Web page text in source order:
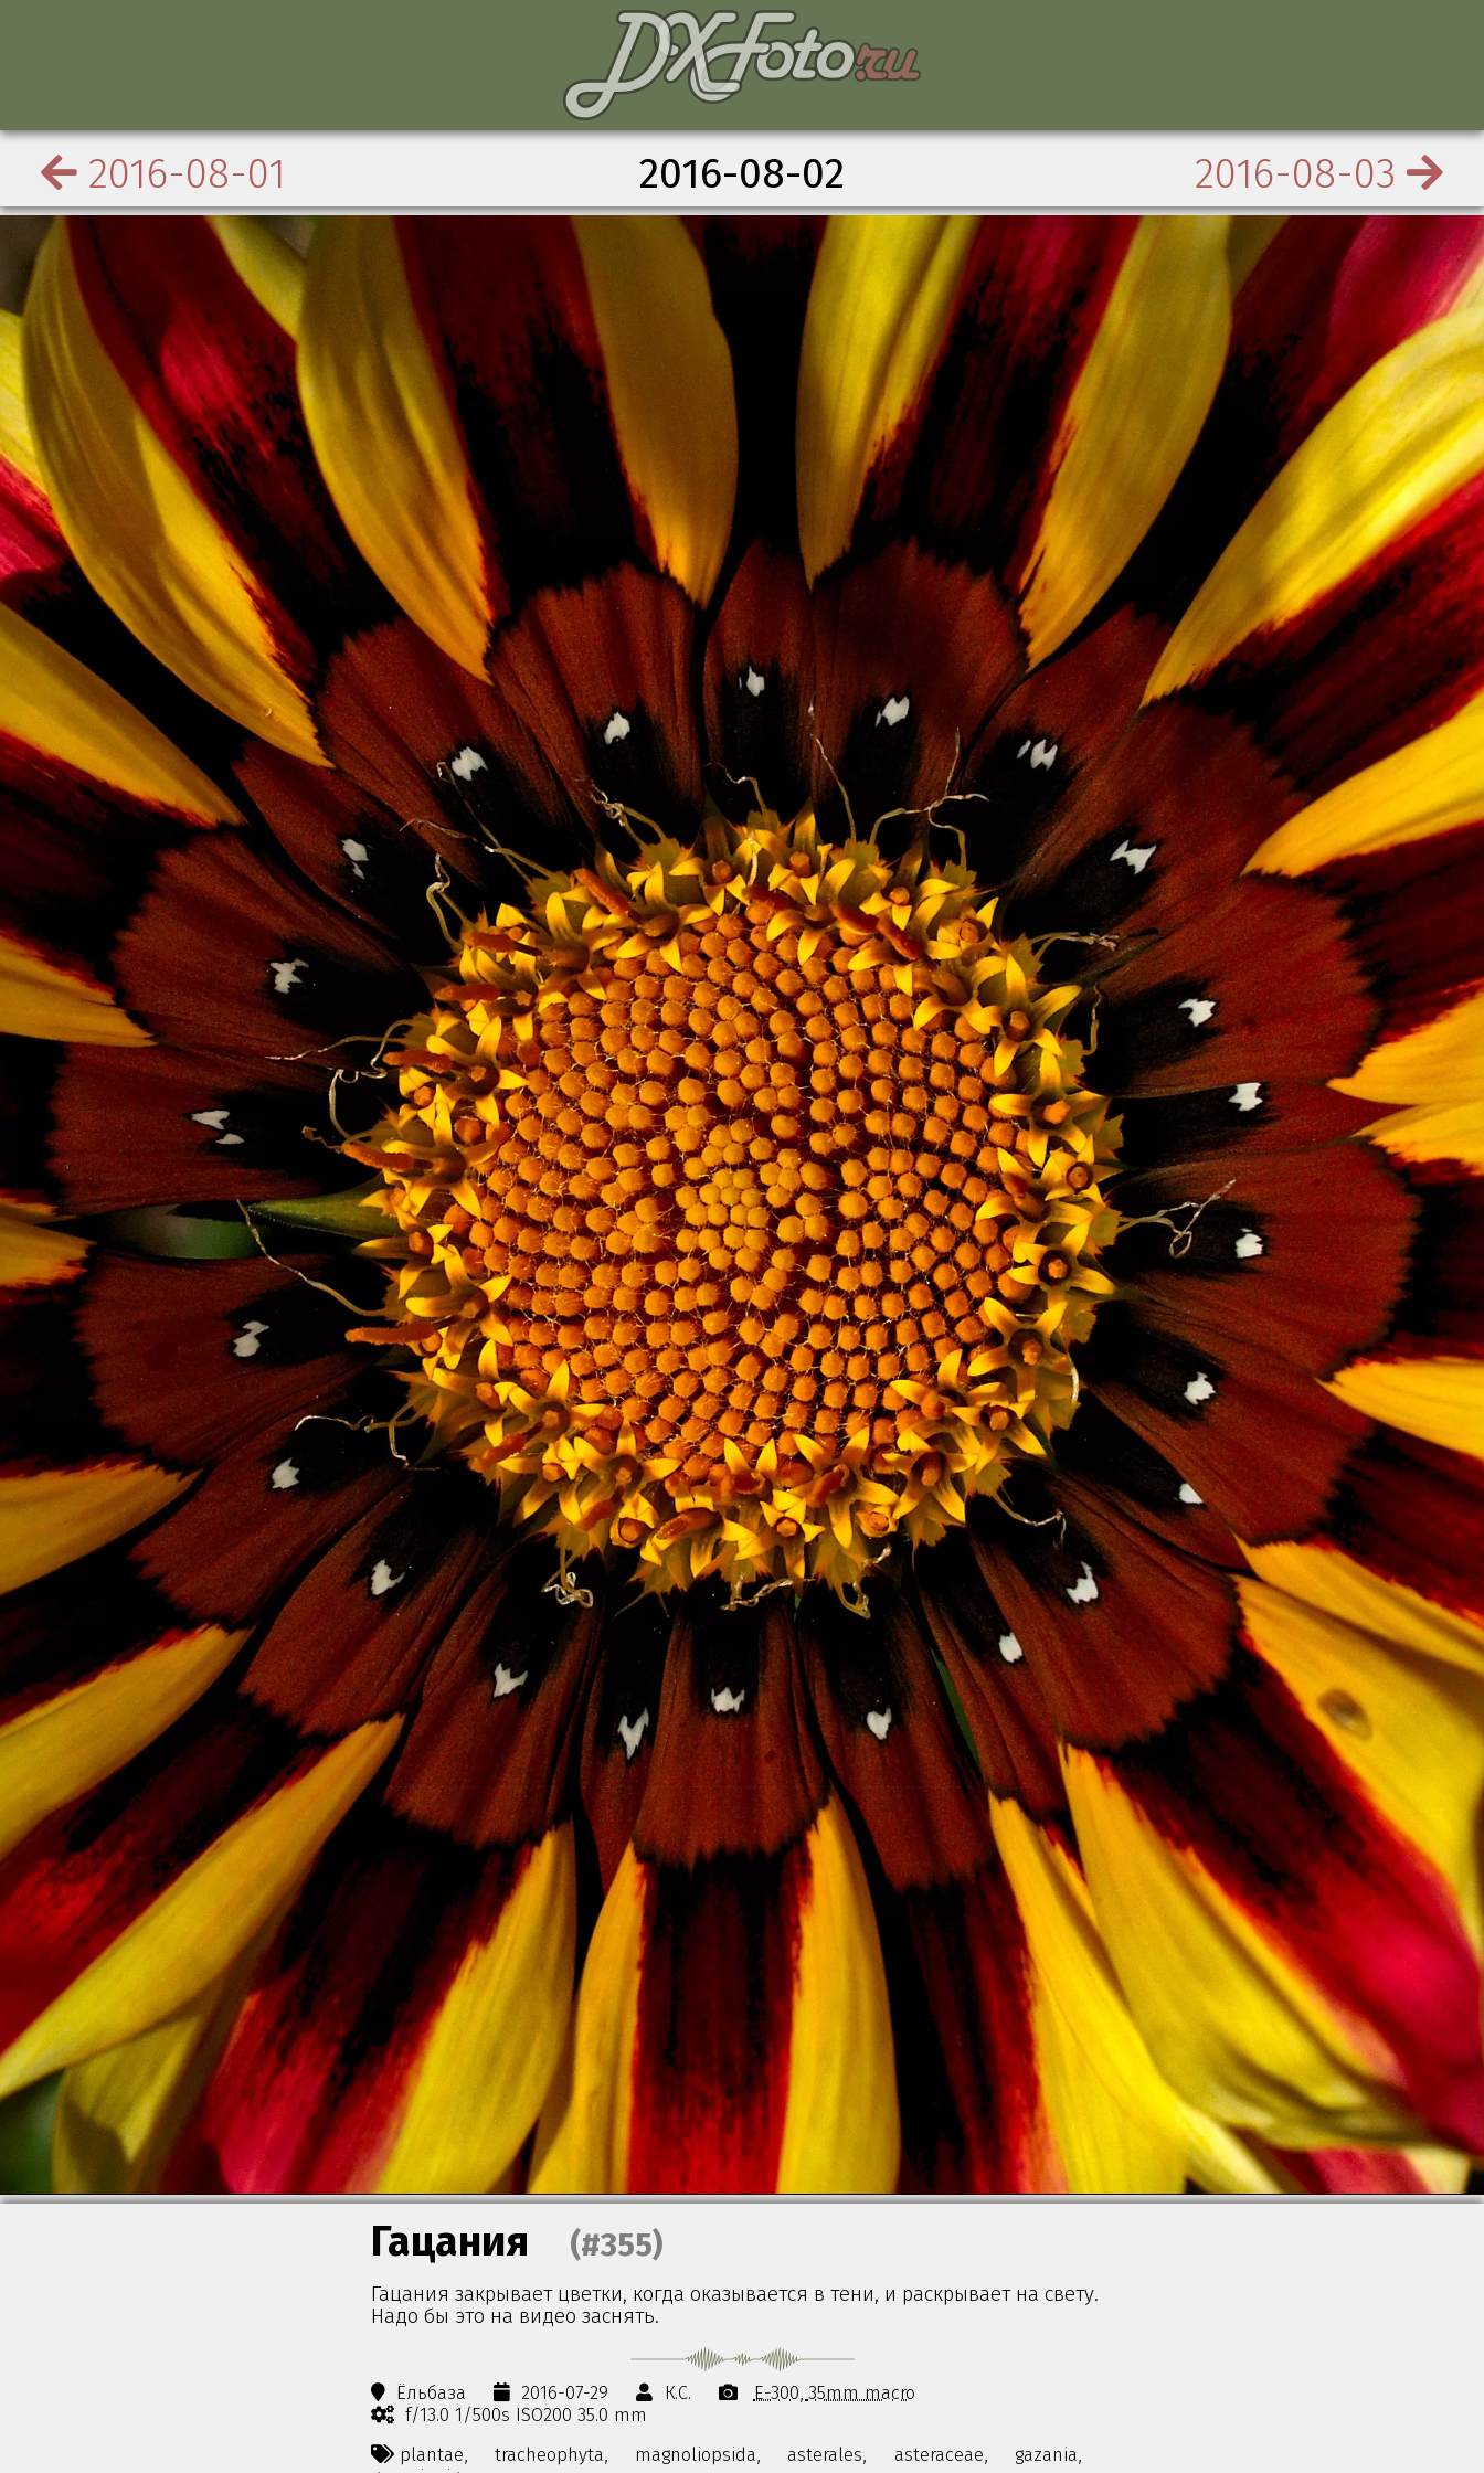
2016-08-01 2016-08-02 2016-08-03
Гацания (#355)
Гацания закрывает цветки, когда оказывается в тени, и раскрывает на свету.
Надо бы это на видео заснять.
Ёльбаза 2016-07-29 К.С. E-300 35mm macro
f/13.0 1/500s ISO200 35.0 mm
plantae,
tracheophyta, magnoliopsida, asterales, asteraceae,
gazania,